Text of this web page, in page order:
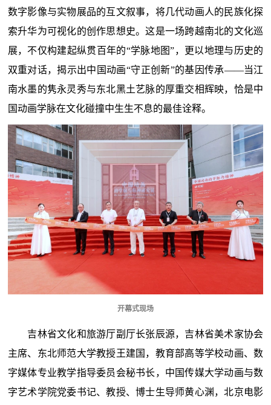
数字影像与实物展品的互文叙事，将几代动画人的民族化探
索升华为可视化的创作思想史。这是一场跨越南北的文化巡
展，不仅构建起纵贯百年的“学脉地图”，更以地理与历史的
双重对话，揭示出中国动画“守正创新”的基因传承——当江
南水墨的隽永灵秀与东北黑土艺脉的厚重交相辉映，恰是中
国动画学脉在文化碰撞中生生不息的最佳诠释。
开幕式现场
吉林省文化和旅游厅副厅长张辰源，吉林省美术家协会
主席、东北师范大学教授王建国，教育部高等学校动画、数
字媒体专业教学指导委员会秘书长，中国传媒大学动画与数
字艺术学院党委书记、教授、博士生导师黄心渊，北京电影